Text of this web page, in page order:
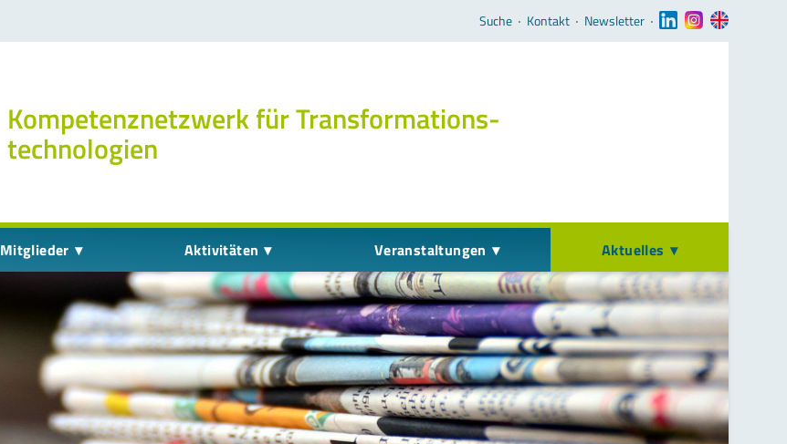
Navigation überspringen
Suche ‧ Kontakt ‧ Newsletter ‧
Kompetenz­netzwerk für Transformations­
technologien
Mitglieder Aktivitäten Veranstaltungen Aktuelles